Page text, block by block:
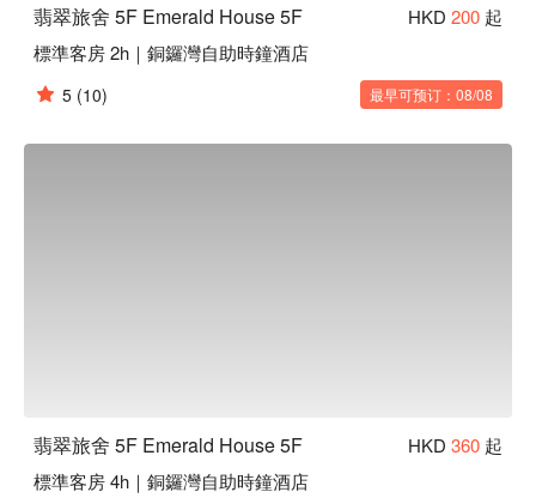
翡翠旅舍 5F Emerald House 5F HKD 200 起
標準客房 2h｜銅鑼灣自助時鐘酒店
5 (10) 最早可预订：08/08
翡翠旅舍 5F Emerald House 5F HKD 360 起
標準客房 4h｜銅鑼灣自助時鐘酒店